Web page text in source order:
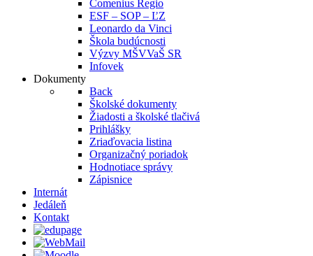
Comenius Regio
ESF – SOP – ĽZ
Leonardo da Vinci
Škola budúcnosti
Výzvy MŠVVaŠ SR
Infovek
Dokumenty
Back
Školské dokumenty
Žiadosti a školské tlačivá
Prihlášky
Zriaďovacia listina
Organizačný poriadok
Hodnotiace správy
Zápisnice
Internát
Jedáleň
Kontakt